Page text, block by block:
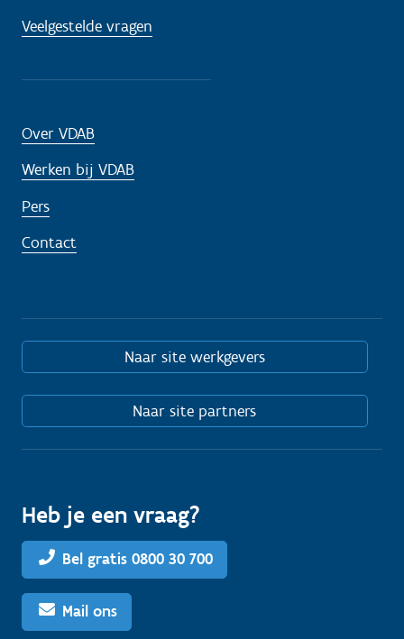
Veelgestelde vragen
Over VDAB
Werken bij VDAB
Pers
Contact
Naar site werkgevers
Naar site partners
Heb je een vraag?
Bel gratis 0800 30 700
Mail ons